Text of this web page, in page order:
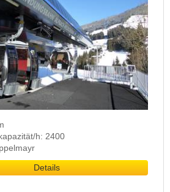
h: 2400
Details